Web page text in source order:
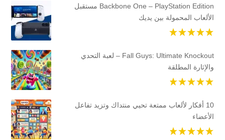
Backbone One – PlayStation Edition مستقبل
الألعاب المحمولة بين يديك
Fall Guys: Ultimate Knockout – لعبة التحدي
والإثارة المطلقة
10 أفكار لألعاب ممتعة تحيي منتداك وتزيد تفاعل
الأعضاء